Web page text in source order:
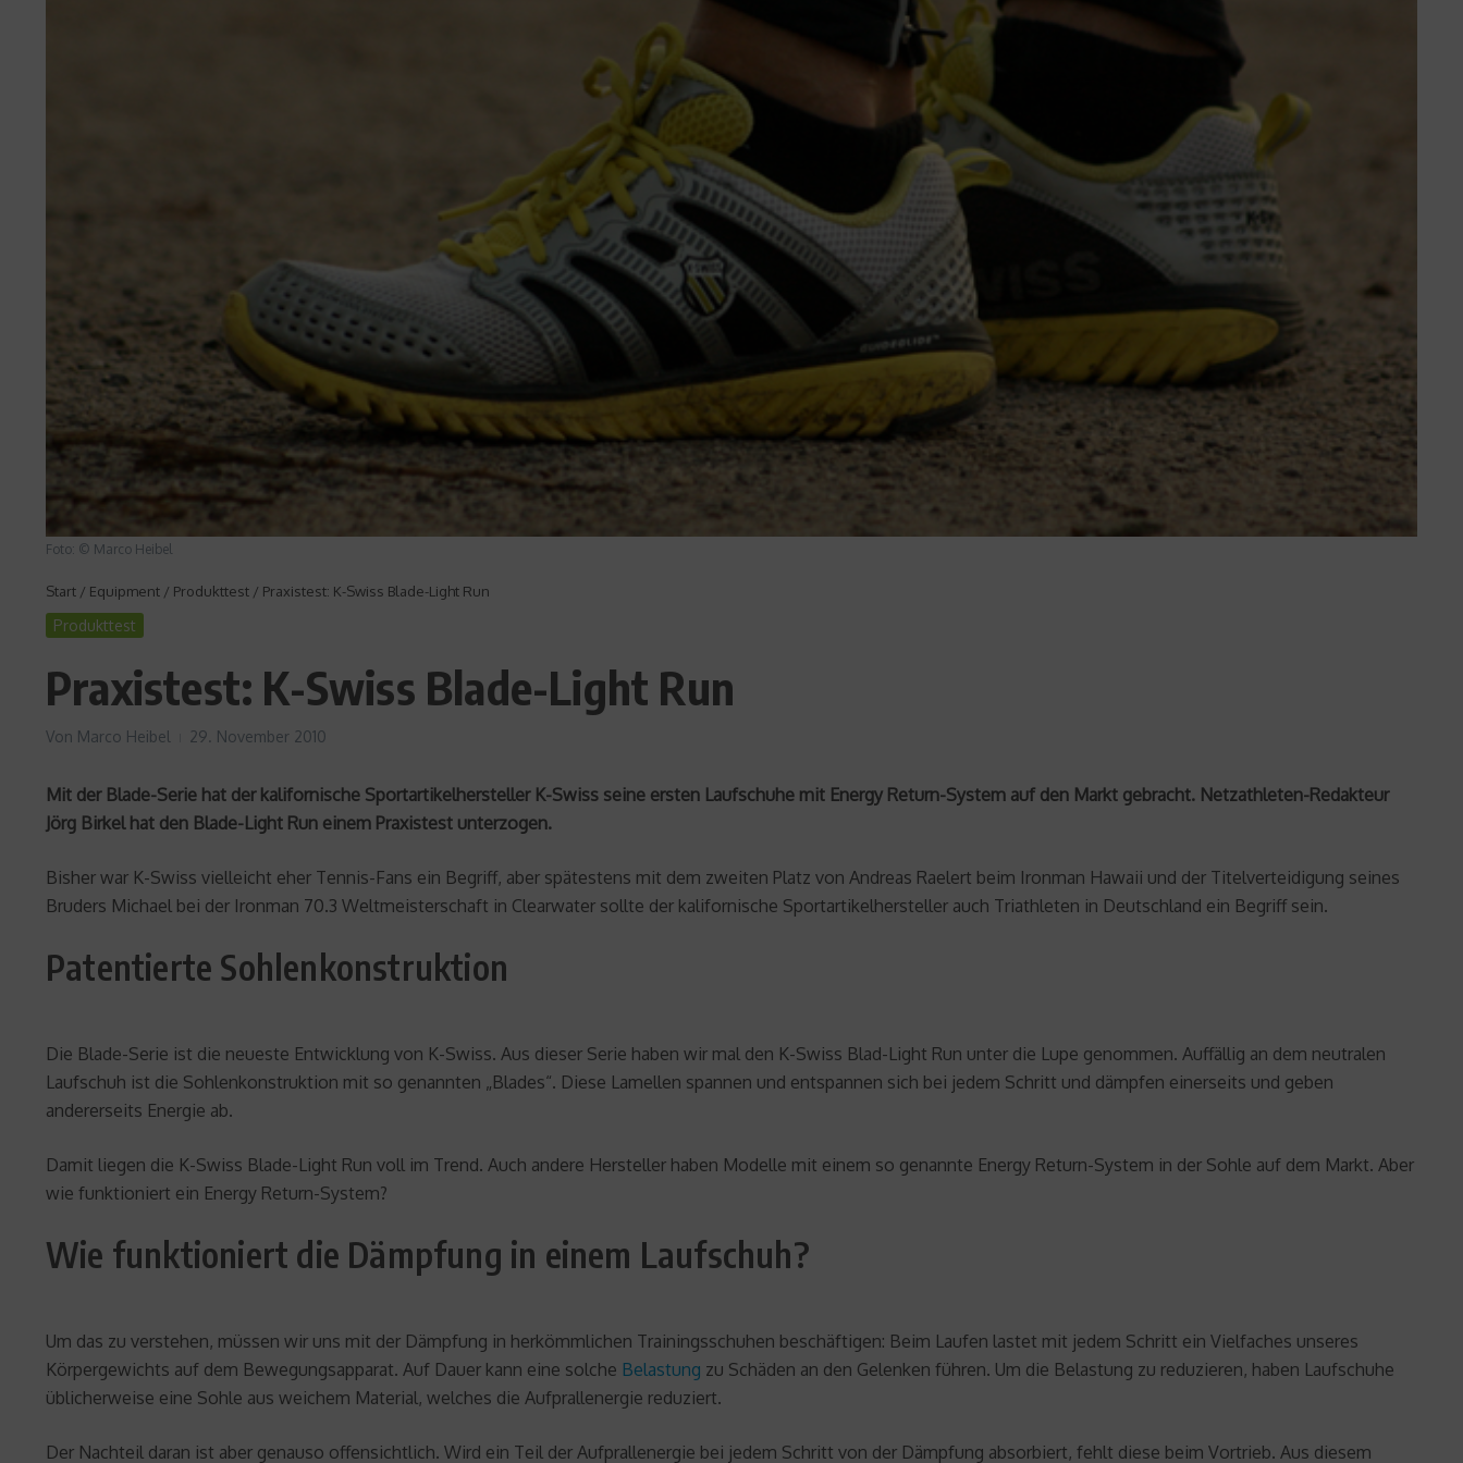
Foto: © Marco Heibel
Start / Equipment / Produkttest / Praxistest: K-Swiss Blade-Light Run
Produkttest
Praxistest: K-Swiss Blade-Light Run
Von Marco Heibel 29. November 2010
Mit der Blade-Serie hat der kalifornische Sportartikelhersteller K-Swiss seine ersten Laufschuhe mit Energy Return-System auf den Markt gebracht. Netzathleten-Redakteur
Jörg Birkel hat den Blade-Light Run einem Praxistest unterzogen.
Bisher war K-Swiss vielleicht eher Tennis-Fans ein Begriff, aber spätestens mit dem zweiten Platz von Andreas Raelert beim Ironman Hawaii und der Titelverteidigung seines
Bruders Michael bei der Ironman 70.3 Weltmeisterschaft in Clearwater sollte der kalifornische Sportartikelhersteller auch Triathleten in Deutschland ein Begriff sein.
Patentierte Sohlenkonstruktion
Die Blade-Serie ist die neueste Entwicklung von K-Swiss. Aus dieser Serie haben wir mal den K-Swiss Blad-Light Run unter die Lupe genommen. Auffällig an dem neutralen
Laufschuh ist die Sohlenkonstruktion mit so genannten „Blades“. Diese Lamellen spannen und entspannen sich bei jedem Schritt und dämpfen einerseits und geben
andererseits Energie ab.
Damit liegen die K-Swiss Blade-Light Run voll im Trend. Auch andere Hersteller haben Modelle mit einem so genannte Energy Return-System in der Sohle auf dem Markt. Aber
wie funktioniert ein Energy Return-System?
Wie funktioniert die Dämpfung in einem Laufschuh?
Um das zu verstehen, müssen wir uns mit der Dämpfung in herkömmlichen Trainingsschuhen beschäftigen: Beim Laufen lastet mit jedem Schritt ein Vielfaches unseres
Körpergewichts auf dem Bewegungsapparat. Auf Dauer kann eine solche Belastung zu Schäden an den Gelenken führen. Um die Belastung zu reduzieren, haben Laufschuhe
üblicherweise eine Sohle aus weichem Material, welches die Aufprallenergie reduziert.
Der Nachteil daran ist aber genauso offensichtlich. Wird ein Teil der Aufprallenergie bei jedem Schritt von der Dämpfung absorbiert, fehlt diese beim Vortrieb. Aus diesem